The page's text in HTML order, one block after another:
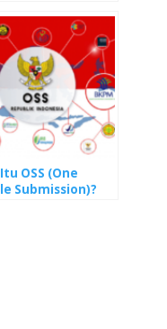
PT Nextup Kolegia
OSS (One
Submission)?